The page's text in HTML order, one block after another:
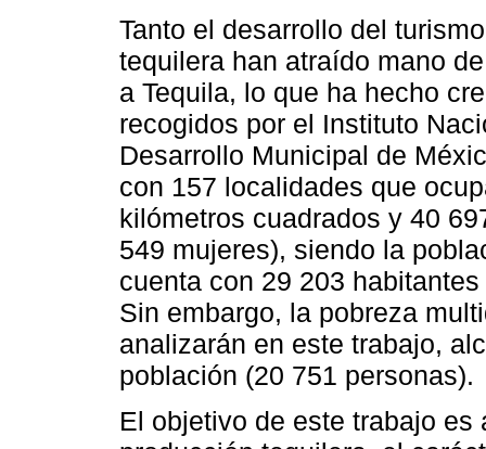
Tanto el desarrollo del
tequilera han atraído mano
a Tequila, lo que ha hecho
recogidos por el Instituto
Desarrollo Municipal de
con 157 localidades que
kilómetros cuadrados y 40
549 mujeres), siendo la
cuenta con 29 203
Sin embargo, la pobreza
analizarán en este trabajo,
población (20 751 personas).
El objetivo de este trabajo